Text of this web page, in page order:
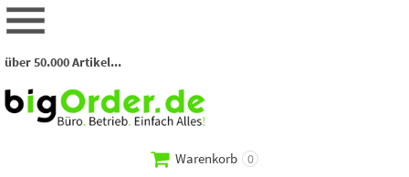
über 50.000 Artikel...
Warenkorb 0